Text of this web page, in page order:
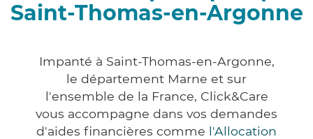
Saint-Thomas-en-Argonne
Impanté à Saint-Thomas-en-Argonne,
le département Marne et sur
l'ensemble de la France, Click&Care
vous accompagne dans vos demandes
d'aides financières comme l'Allocation